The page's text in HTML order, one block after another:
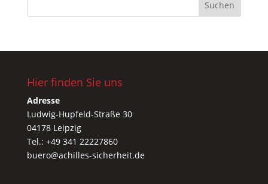
Hier finden Sie uns
Adresse
Ludwig-Hupfeld-Straße 30
04178 Leipzig
Tel.: +49 341 22227860
buero@achilles-sicherheit.de